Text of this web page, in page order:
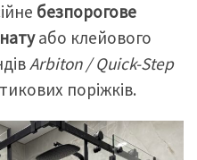
безпорогове
або клейового
Arbiton / Quick-Step
поріжків.